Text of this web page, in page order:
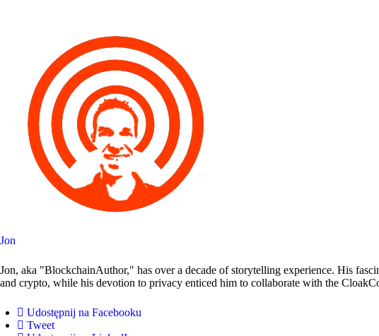
Jon
Jon, aka "BlockchainAuthor," has over a decade of storytelling experience. His
and crypto, while his devotion to privacy enticed him to collaborate with the
Udostępnij na Facebooku
Tweet